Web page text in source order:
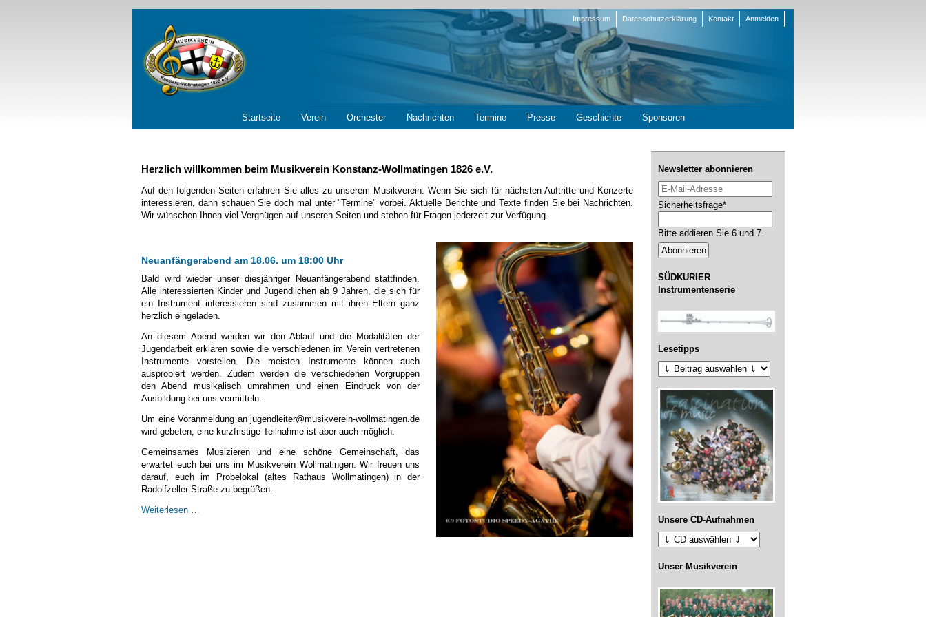
Navigation
überspringen
Impressum Datenschutzerklärung Kontakt Anmelden
Startseite Verein Orchester Nachrichten Termine Presse Geschichte Sponsoren
Herzlich willkommen beim Musikverein Konstanz-Wollmatingen 1826 e.V.
Auf den folgenden Seiten erfahren Sie alles zu unserem Musikverein. Wenn Sie sich für nächsten Auftritte und Konzerte
interessieren, dann schauen Sie doch mal unter "Termine" vorbei. Aktuelle Berichte und Texte finden Sie bei Nachrichten.
Wir wünschen Ihnen viel Vergnügen auf unseren Seiten und stehen für Fragen jederzeit zur Verfügung.
Neuanfängerabend am 18.06. um 18:00 Uhr
Bald wird wieder unser diesjähriger Neuanfängerabend stattfinden.
Alle interessierten Kinder und Jugendlichen ab 9 Jahren, die sich für
ein Instrument interessieren sind zusammen mit ihren Eltern ganz
herzlich eingeladen.
An diesem Abend werden wir den Ablauf und die Modalitäten der
Jugendarbeit erklären sowie die verschiedenen im Verein vertretenen
Instrumente vorstellen. Die meisten Instrumente können auch
ausprobiert werden. Zudem werden die verschiedenen Vorgruppen
den Abend musikalisch umrahmen und einen Eindruck von der
Ausbildung bei uns vermitteln.
Um eine Voranmeldung an jugendleiter@musikverein-wollmatingen.de
wird gebeten, eine kurzfristige Teilnahme ist aber auch möglich.
Gemeinsames Musizieren und eine schöne Gemeinschaft, das
erwartet euch bei uns im Musikverein Wollmatingen. Wir freuen uns
darauf, euch im Probelokal (altes Rathaus Wollmatingen) in der
Radolfzeller Straße zu begrüßen.
Weiterlesen …
Newsletter abonnieren
E-Mail-Adresse
Pflichtfeld
Sicherheitsfrage*
Bitte addieren Sie 6 und 7.
Abonnieren
SÜDKURIER
Instrumentenserie
Lesetipps
Unsere CD-Aufnahmen
Unser Musikverein